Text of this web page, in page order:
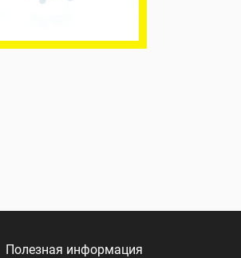
Полезная информация